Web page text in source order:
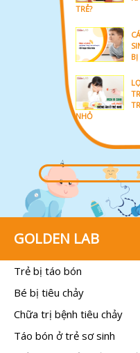
TRẺ?
NHỎ
GOLDEN LAB
Trẻ bị táo bón
Bé bị tiêu chảy
Chữa trị bệnh tiêu chảy
Táo bón ở trẻ sơ sinh